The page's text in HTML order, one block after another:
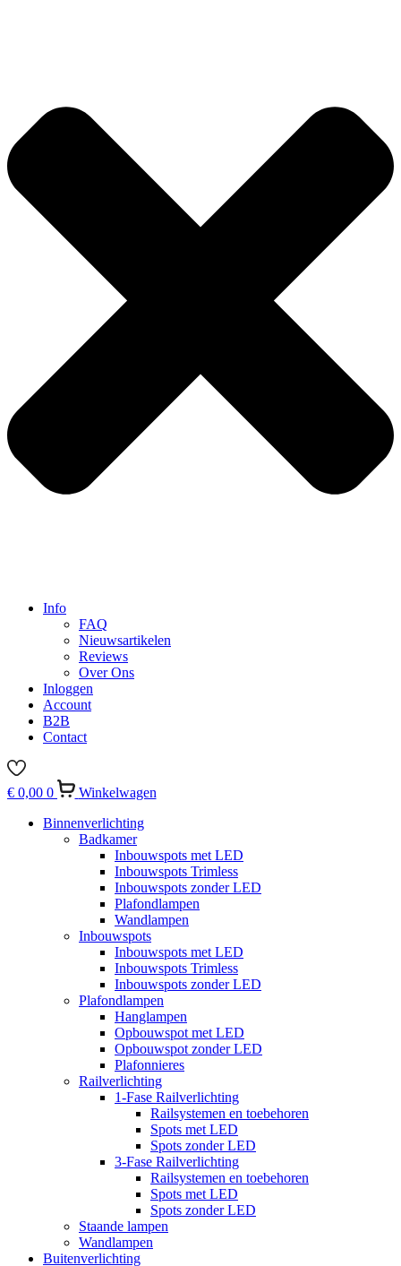
Info
FAQ
Nieuwsartikelen
Reviews
Over Ons
Inloggen
Account
B2B
Contact
€ 0,00 0
Winkelwagen
Binnenverlichting
Badkamer
Inbouwspots met LED
Inbouwspots Trimless
Inbouwspots zonder LED
Plafondlampen
Wandlampen
Inbouwspots
Inbouwspots met LED
Inbouwspots Trimless
Inbouwspots zonder LED
Plafondlampen
Hanglampen
Opbouwspot met LED
Opbouwspot zonder LED
Plafonnieres
Railverlichting
1-Fase Railverlichting
Railsystemen en toebehoren
Spots met LED
Spots zonder LED
3-Fase Railverlichting
Railsystemen en toebehoren
Spots met LED
Spots zonder LED
Staande lampen
Wandlampen
Buitenverlichting